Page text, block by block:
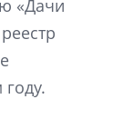
«Дачи